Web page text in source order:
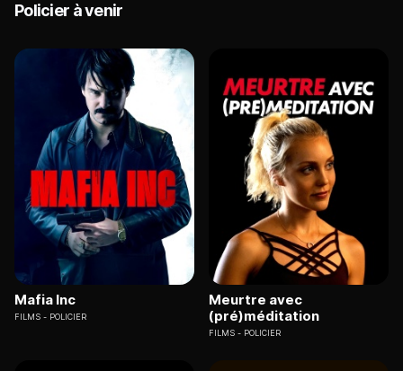
Policier à venir
Mafia Inc
FILMS POLICIER
Meurtre avec
(pré)méditation
FILMS POLICIER